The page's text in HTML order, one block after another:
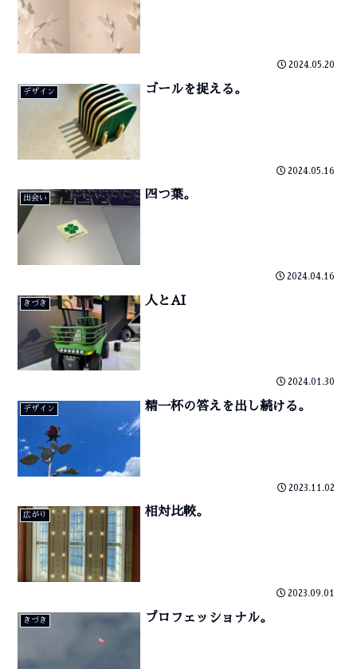
2024.05.20
デザイン ゴールを捉える。
2024.05.16
出会い 四つ葉。
2024.04.16
きづき 人とAI
2024.01.30
デザイン 精一杯の答えを出し続ける。
2023.11.02
広がり 相対比較。
2023.09.01
きづき プロフェッショナル。